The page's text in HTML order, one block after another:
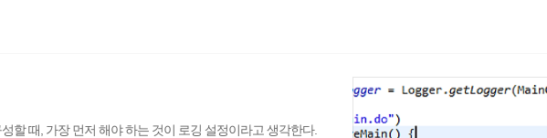
할 때, 가장 먼저 해야 하는 것이 로깅 설정이라고 생각한다.